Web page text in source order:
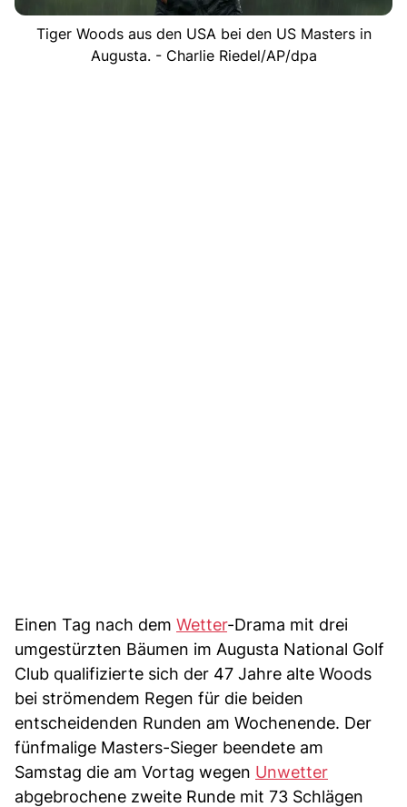
Tiger Woods aus den USA bei den US Masters in
Augusta. - Charlie Riedel/AP/dpa
Einen Tag nach dem Wetter-Drama mit drei
umgestürzten Bäumen im Augusta National Golf
Club qualifizierte sich der 47 Jahre alte Woods
bei strömendem Regen für die beiden
entscheidenden Runden am Wochenende. Der
fünfmalige Masters-Sieger beendete am
Samstag die am Vortag wegen Unwetter
abgebrochene zweite Runde mit 73 Schlägen